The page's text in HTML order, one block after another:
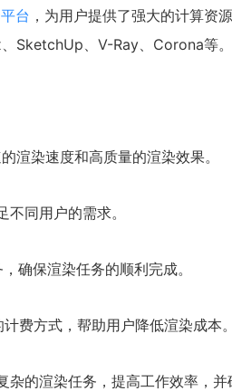
台 ，为用户提供了强大的计算资
SketchUp、V-Ray、Corona等。
渲染速度和高质量的渲染效果。
同用户的需求。
确保渲染任务的顺利完成。
费方式，帮助用户降低渲染成本。
的渲染任务，提高工作效率，并